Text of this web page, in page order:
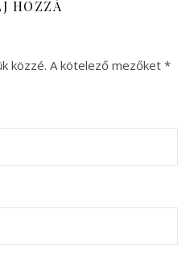
HOZZÁ
közzé. A kötelező mezőket *